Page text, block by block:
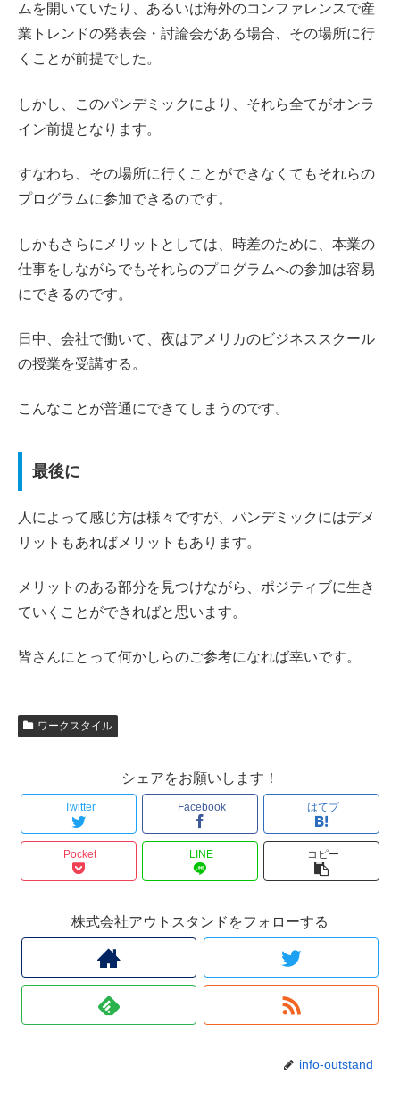
ムを開いていたり、あるいは海外のコンファレンスで産
業トレンドの発表会・討論会がある場合、その場所に行
くことが前提でした。
しかし、このパンデミックにより、それら全てがオンラ
イン前提となります。
すなわち、その場所に行くことができなくてもそれらの
プログラムに参加できるのです。
しかもさらにメリットとしては、時差のために、本業の
仕事をしながらでもそれらのプログラムへの参加は容易
にできるのです。
日中、会社で働いて、夜はアメリカのビジネススクール
の授業を受講する。
こんなことが普通にできてしまうのです。
最後に
人によって感じ方は様々ですが、パンデミックにはデメ
リットもあればメリットもあります。
メリットのある部分を見つけながら、ポジティブに生き
ていくことができればと思います。
皆さんにとって何かしらのご参考になれば幸いです。
ワークスタイル
シェアをお願いします！
Twitter Facebook はてブ
Pocket LINE コピー
株式会社アウトスタンドをフォローする
info-outstand